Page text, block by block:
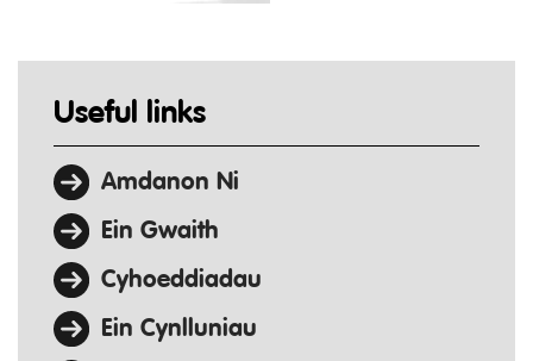
Useful links
Amdanon Ni
Ein Gwaith
Cyhoeddiadau
Ein Cynlluniau